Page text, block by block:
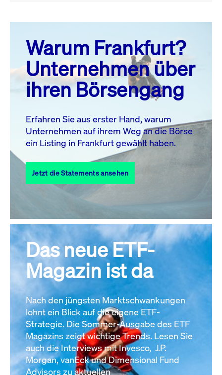
August 26
MO. DI. MI. DO. FR. SA. SO.
1
2
3
4 5 6 7 8
10 11 13 14
17
18 19 20 21 22
23
27 28
31
Alle Events
Warum Frankfurt?
Unternehmen über
ihren Börsengang
Erfahren Sie aus erster Hand, warum
Unternehmen auf ihrem Weg an die Börse
ein Listing in Frankfurt gewählt haben.
Jetzt die Statements ansehen
Das neue ETF-
Magazin ist da
Nach den jüngsten Marktschwankungen
lohnt ein Blick auf die eigene ETF-
Strategie. Die Sommer-Ausgabe des ETF
Magazins zeigt wichtige Trends. Lesen Sie
auch die Interviews mit Invesco, J.P.
Morgan, vanEck und Dimensional Fund
Advisors zu aktuellen